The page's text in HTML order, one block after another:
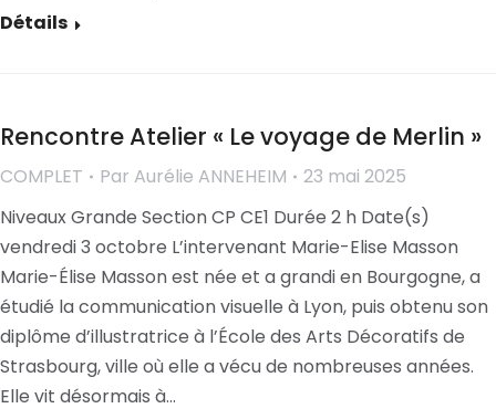
Détails
Rencontre Atelier « Le voyage de Merlin »
COMPLET Par Aurélie ANNEHEIM
23 mai 2025
Niveaux Grande Section CP CE1 Durée 2 h Date(s)
vendredi 3 octobre L’intervenant Marie-Elise Masson
Marie-Élise Masson est née et a grandi en Bourgogne, a
étudié la communication visuelle à Lyon, puis obtenu son
diplôme d’illustratrice à l’École des Arts Décoratifs de
Strasbourg, ville où elle a vécu de nombreuses années.
Elle vit désormais à…